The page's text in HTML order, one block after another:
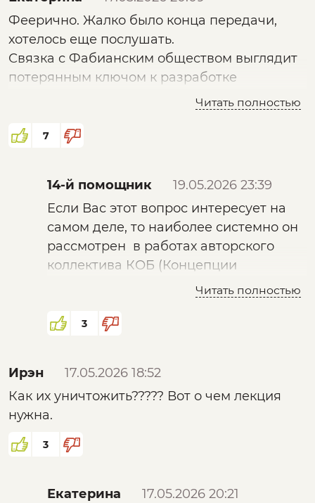
Феерично. Жалко было конца передачи,
хотелось еще послушать.
Связка с Фабианским обществом выглядит
потерянным ключом к разработке
внедрения мирового правительства.
являются марионетками, вызывают вопрос,
Читать полностью
7
14-й помощник
19.05.2026 23:39
Если Вас этот вопрос интересует на
самом деле, то наиболее системно он
рассмотрен в работах авторского
коллектива КОБ (Концепции
Общественной Безопасности (но не
основополагающие труды которого
кто и как им правит.
Читать полностью
3
Ирэн
17.05.2026 18:52
Как их уничтожить????? Вот о чем лекция
нужна.
3
Екатерина
17.05.2026 20:21